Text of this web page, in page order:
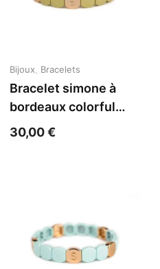
Bijoux, Bracelets
Bracelet simone à
bordeaux colorful
pistache acier jaune
30,00€